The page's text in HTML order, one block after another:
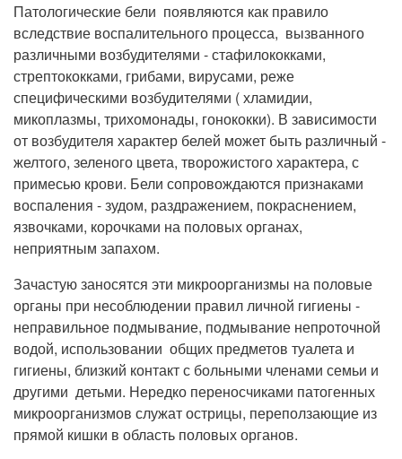
Патологические бели появляются как правило
вследствие воспалительного процесса, вызванного
различными возбудителями - стафилококками,
стрептококками, грибами, вирусами, реже
специфическими возбудителями ( хламидии,
микоплазмы, трихомонады, гонококки). В зависимости
от возбудителя характер белей может быть различный -
желтого, зеленого цвета, творожистого характера, с
примесью крови. Бели сопровождаются признаками
воспаления - зудом, раздражением, покраснением,
язвочками, корочками на половых органах,
неприятным запахом.
Зачастую заносятся эти микроорганизмы на половые
органы при несоблюдении правил личной гигиены -
неправильное подмывание, подмывание непроточной
водой, использовании общих предметов туалета и
гигиены, близкий контакт с больными членами семьи и
другими детьми. Нередко переносчиками патогенных
микроорганизмов служат острицы, переползающие из
прямой кишки в область половых органов.